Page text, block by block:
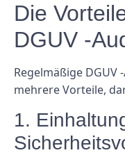
Die
DGUV -
Regelmäßige
mehrere Vorteile,
1.